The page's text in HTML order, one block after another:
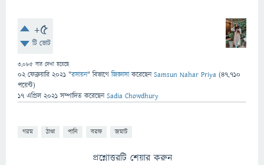
+5
টি ভোট
3,085 বার দেখা হয়েছে
02 ফেব্রুয়ারি 2021 "রসায়ন" বিভাগে জিজ্ঞাসাকরেছেনSamsun Nahar Priya (47,710
পয়েন্ট)
17 এপ্রিল 2021 সম্পাদিত করেছেনSadia Chowdhury
গরম ঠাণ্ডা পানি বরফ জমাট
প্রশ্নোত্তরটি শেয়ার করুন